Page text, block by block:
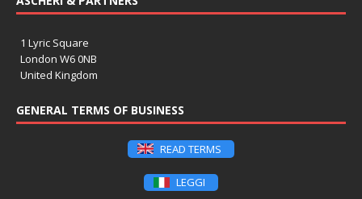
1 Lyric Square
London W6 0NB
United Kingdom
GENERAL TERMS OF BUSINESS
READ TERMS
LEGGI